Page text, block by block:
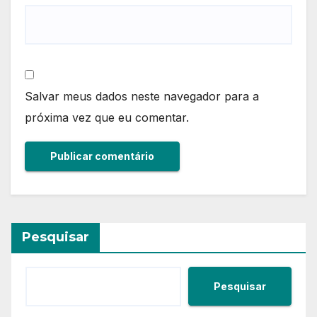
Salvar meus dados neste navegador para a
próxima vez que eu comentar.
Pesquisar
Pesquisar